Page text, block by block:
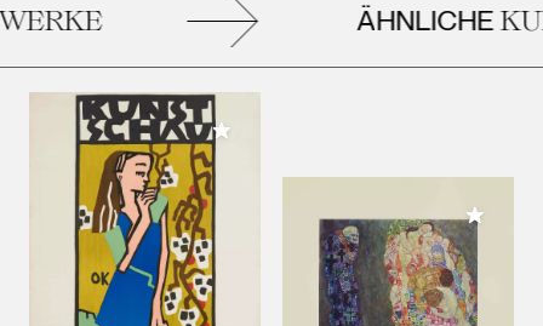
ÄHNLICHE
Meiner Sammlung hinzufügen
Meiner